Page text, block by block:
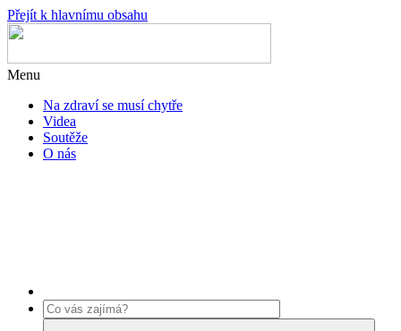
Přejít k hlavnímu obsahu
Menu
Na zdraví se musí chytře
Videa
Soutěže
O nás